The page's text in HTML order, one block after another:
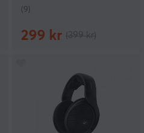
(9)
299 kr